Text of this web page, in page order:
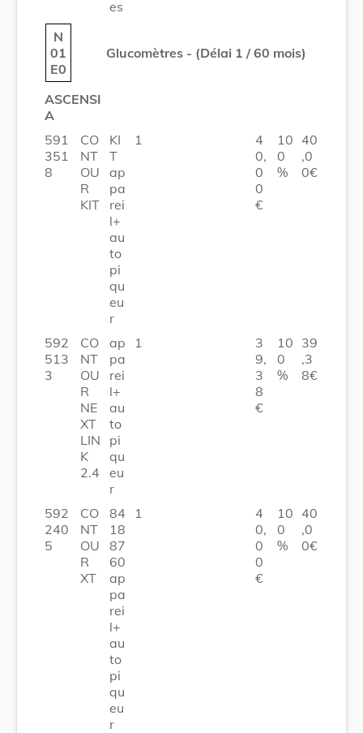
es
N
01
E0
Glucomètres - (Délai 1 / 60 mois)
ASCENSI
A
591
351
8
CO
NT
OU
R
KIT
KI
T
ap
pa
rei
l+
au
to
pi
qu
eu
r
1
4
0,
0
0
€
10
0
%
40
,0
0€
592
513
3
CO
NT
OU
R
NE
XT
LIN
K
2.4
ap
pa
rei
l+
au
to
pi
qu
eu
r
1
3
9,
3
8
€
10
0
%
39
,3
8€
592
240
5
CO
NT
OU
R
XT
84
18
87
60
ap
pa
rei
l+
au
to
pi
qu
eu
r
1
4
0,
0
0
€
10
0
%
40
,0
0€